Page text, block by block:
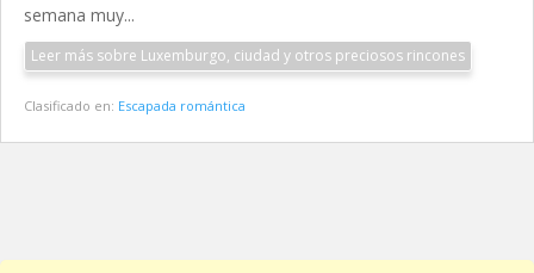
semana muy...
Leer más sobre Luxemburgo, ciudad y otros preciosos rincones
Clasificado en: Escapada romántica